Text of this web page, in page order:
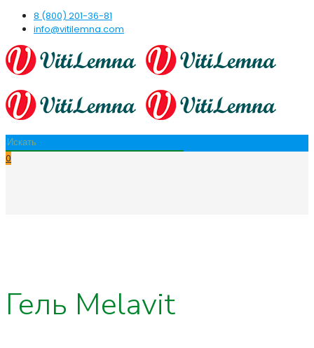
8 (800) 201-36-81
info@vitilemna.com
0
Гель Melavit